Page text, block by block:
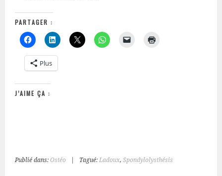
PARTAGER :
Plus
J’AIME ÇA :
Publié dans:Ostéo Tagué:Ladoux,Spondylolysthésis